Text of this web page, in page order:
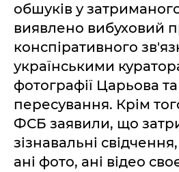
обшуків у
виявлено вибуховий
конспіративного
українськими
фотографії Царьова
пересування. Крім
ФСБ заявили, що
зізнавальні
ані фото, ані відео